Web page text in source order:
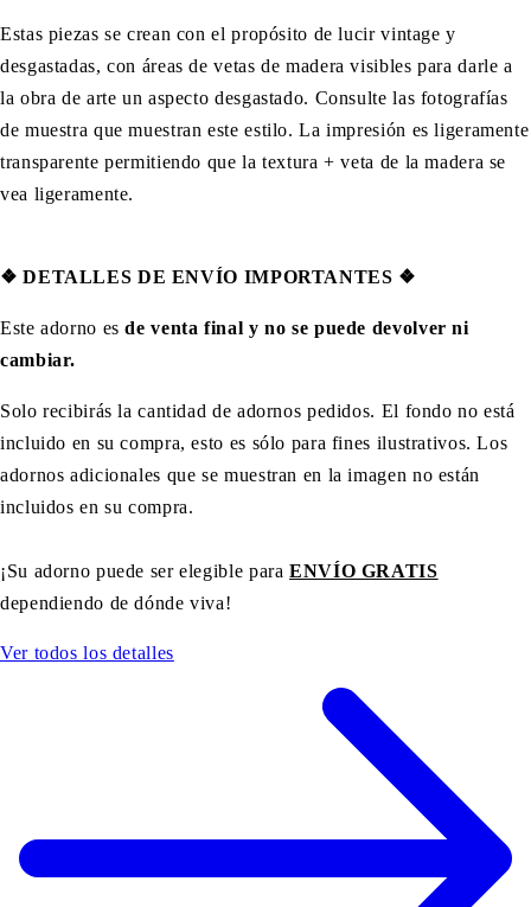
Estas piezas se crean con el propósito de lucir vintage y
desgastadas, con áreas de vetas de madera visibles para darle a
la obra de arte un aspecto desgastado. Consulte las fotografías
de muestra que muestran este estilo. La impresión es ligeramente
transparente permitiendo que la textura + veta de la madera se
vea ligeramente.
❖ DETALLES DE ENVÍO IMPORTANTES ❖
Este adorno esde venta final y no se puede devolver ni
cambiar.
Solo recibirás la cantidad de adornos pedidos. El fondo no está
incluido en su compra, esto es sólo para fines ilustrativos. Los
adornos adicionales que se muestran en la imagen no están
incluidos en su compra.
¡Su adorno puede ser elegible paraENVÍO GRATIS
dependiendo de dónde viva!
Ver todos los detalles